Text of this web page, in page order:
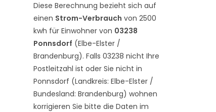
Diese Berechnung bezieht sich auf
einen Strom-Verbrauch von 2500
kwh für Einwohner von 03238
Ponnsdorf (Elbe-Elster /
Brandenburg). Falls 03238 nicht Ihre
Postleitzahl ist oder Sie nicht in
Ponnsdorf (Landkreis: Elbe-Elster /
Bundesland: Brandenburg) wohnen
korrigieren Sie bitte die Daten im